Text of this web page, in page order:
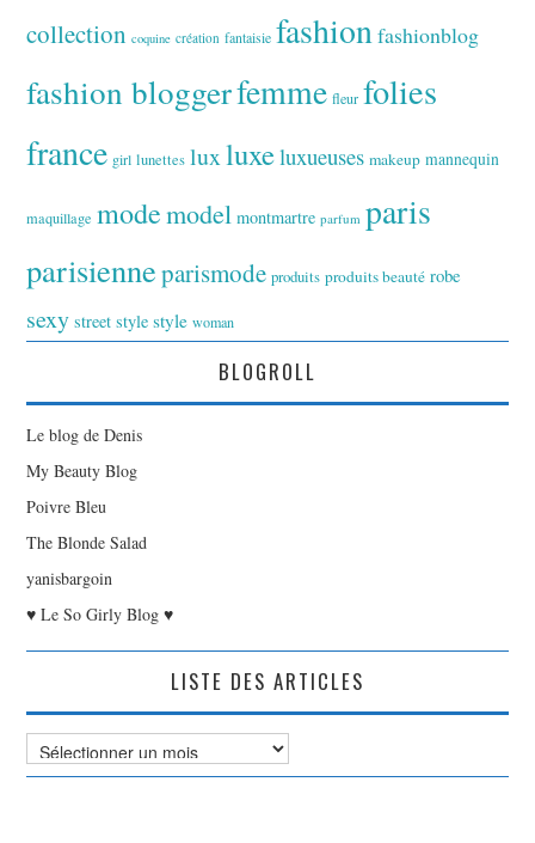
collection coquine création fantaisie fashionfashionblog
fashion bloggerfemme fleur folies
france girl lunettes luxluxeluxueuses makeup mannequin
maquillage modemodel montmartre parfum paris
parisienneparismode produits produits beauté robe
sexy street style style woman
BLOGROLL
Le blog de Denis
My Beauty Blog
Poivre Bleu
The Blonde Salad
yanisbargoin
♥ Le So Girly Blog ♥
LISTE DES ARTICLES
Liste
des